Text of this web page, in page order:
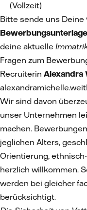
(Vollzeit)
Bitte sende uns Deine
deine aktuelle
Fragen zum
Recruiterin Alexandra
Wir sind davon
unser Unternehmen
machen.
jeglichen Alters,
Orientierung,
herzlich willkommen.
werden bei gleicher
berücksichtigt.